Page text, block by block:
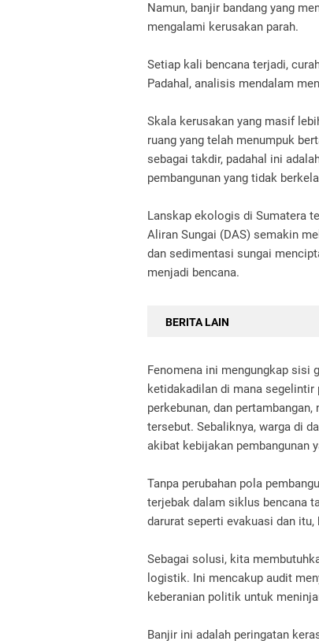
Namun, banjir bandang yang
mengalami kerusakan parah.
Setiap kali bencana terjadi,
Padahal, analisis mendalam
Skala kerusakan yang masif
ruang yang telah menumpuk
sebagai takdir, padahal ini
pembangunan yang tidak
Lanskap ekologis di Sumatera
Aliran Sungai (DAS) semakin
dan sedimentasi sungai
menjadi bencana.
BERITA LAIN
Fenomena ini mengungkap sisi
ketidakadilan di mana
perkebunan, dan
tersebut. Sebaliknya, warga di
akibat kebijakan pembangunan
Tanpa perubahan pola
terjebak dalam siklus bencana
darurat seperti evakuasi dan
Sebagai solusi, kita
logistik. Ini mencakup audit
keberanian politik untuk
Banjir ini adalah peringatan